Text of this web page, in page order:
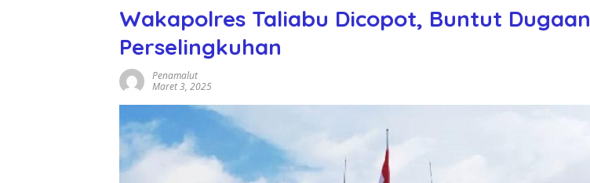
Wakapolres Taliabu Dicopot, Buntut Dugaan
Perselingkuhan
Penamalut
Maret 3, 2025